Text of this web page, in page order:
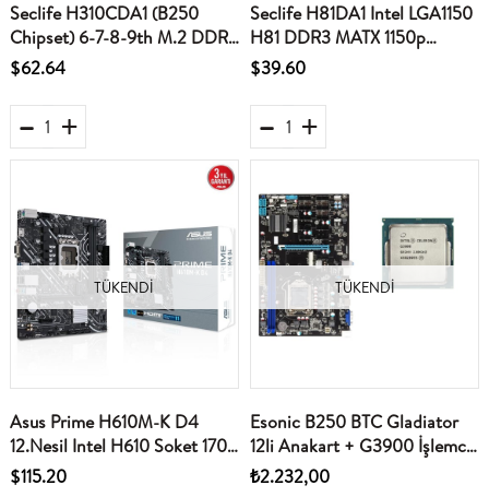
Seclife H310CDA1 (B250
Chipset) 6-7-8-9th M.2 DDR4
S+V+L 1151P Anakart
$62.64
Seclife H81DA1 Intel LGA1150
H81 DDR3 MATX 1150p
Anakart
$39.60
TÜKENDI
Asus Prime H610M-K D4
12.Nesil Intel H610 Soket 1700
DDR4 3200MHz mATX
$115.20
TÜKENDI
Esonic B250 BTC Gladiator
12li Anakart + G3900 İşlemci
Mining Anakart
₺2.232,00